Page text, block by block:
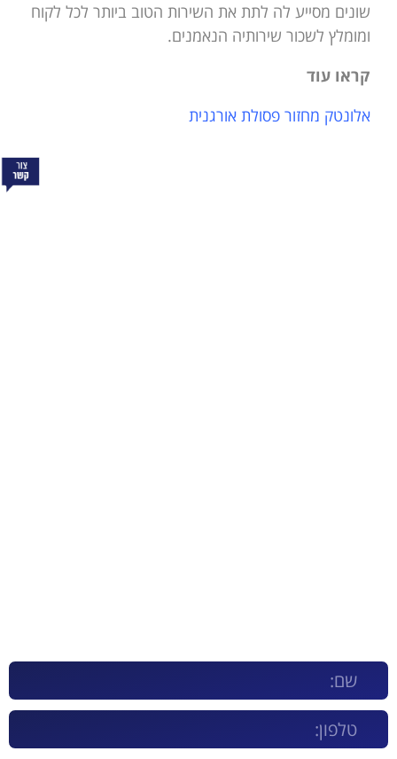
שונים מסייע לה לתת את השירות הטוב ביותר לכל לקוח
ומומלץ לשכור שירותיה הנאמנים.
קראו עוד
אלונטק מחזור פסולת אורגנית